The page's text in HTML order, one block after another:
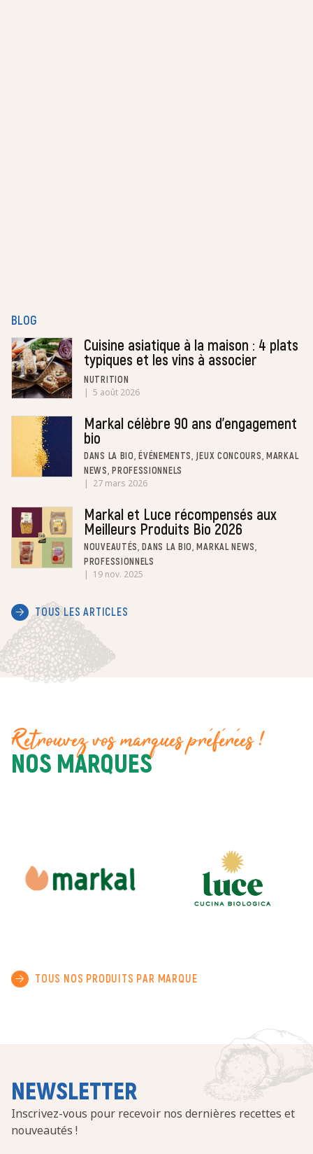
BLOG
Cuisine asiatique à la maison : 4 plats
typiques et les vins à associer
NUTRITION
5 août 2026
Markal célèbre 90 ans d’engagement
bio
DANS LA BIO, ÉVÉNEMENTS, JEUX CONCOURS, MARKAL
NEWS, PROFESSIONNELS
27 mars 2026
Markal et Luce récompensés aux
Meilleurs Produits Bio 2026
NOUVEAUTÉS, DANS LA BIO, MARKAL NEWS,
PROFESSIONNELS
19 nov. 2025
TOUS LES ARTICLES
Retrouvez vos marques préférées !
NOS MARQUES
TOUS NOS PRODUITS PAR MARQUE
NEWSLETTER
Inscrivez-vous pour recevoir nos dernières recettes et
nouveautés !